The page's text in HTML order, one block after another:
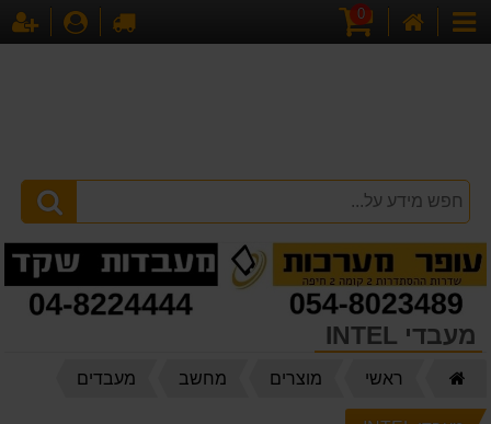
קטגוריות
0
לקופה
מעבדי INTEL
ראשי מוצרים מחשב מעבדים